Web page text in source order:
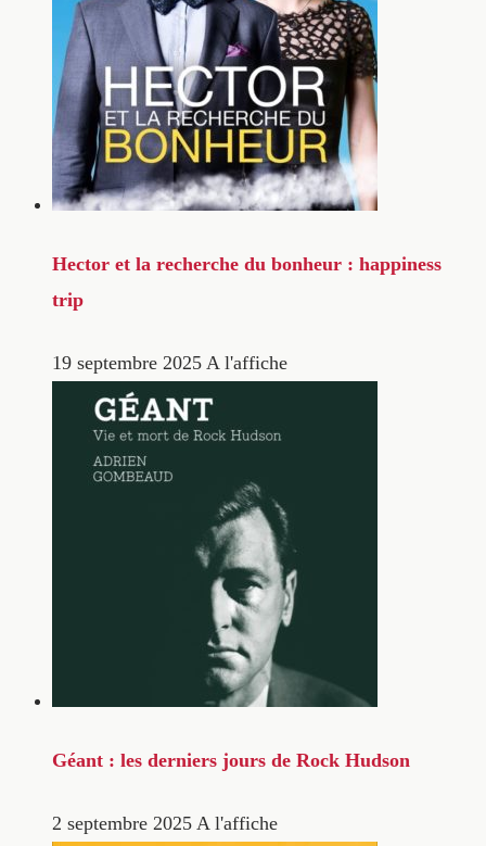
Hector et la recherche du bonheur : happiness
trip
19 septembre 2025 A l'affiche
Géant : les derniers jours de Rock Hudson
2 septembre 2025 A l'affiche